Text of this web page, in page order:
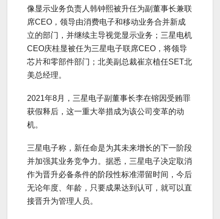
像显示业务负责人韩钟熙被升任为副董事长兼联
席CEO，领导由消费电子和移动业务合并新成
立的部门，并继续主导视觉显示业务；三星电机
CEO庆桂显被任为三星电子联席CEO，将领导
芯片和零部件部门；北美副总裁崔京植任SET北
美总经理。
2021年8月，三星电子副董事长李在镕因受贿罪
获假释后，这一重大举措成为该公司变革的动
机。
三星电子称，新任命是为其未来增长的下一阶段
并加强其业务竞争力。据悉，三星电子决定取消
作为晋升必备条件的阶段性标准滞留时间，今后
无论年度、年龄，只要成果达到认可，就可以直
接晋升为管理人员。